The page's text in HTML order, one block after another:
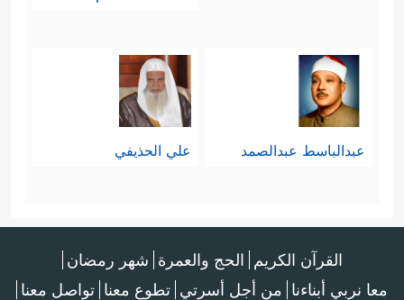
عبدالباسط عبدالصمد علي الحذيفي
القرآن الكريم الحج والعمرة شهر رمضان
معا نربي أبناءنا من أجل أسرتي تطوع معنا تواصل معنا